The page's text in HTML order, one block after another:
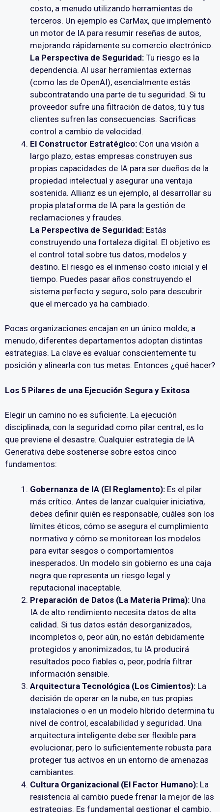
costo, a menudo utilizando herramientas de
terceros. Un ejemplo es CarMax, que implementó
un motor de IA para resumir reseñas de autos,
mejorando rápidamente su comercio electrónico.
La Perspectiva de Seguridad: Tu riesgo es la
dependencia. Al usar herramientas externas
(como las de OpenAI), esencialmente estás
subcontratando una parte de tu seguridad. Si tu
proveedor sufre una filtración de datos, tú y tus
clientes sufren las consecuencias. Sacrificas
control a cambio de velocidad.
El Constructor Estratégico: Con una visión a
largo plazo, estas empresas construyen sus
propias capacidades de IA para ser dueños de la
propiedad intelectual y asegurar una ventaja
sostenida. Allianz es un ejemplo, al desarrollar su
propia plataforma de IA para la gestión de
reclamaciones y fraudes.
La Perspectiva de Seguridad: Estás
construyendo una fortaleza digital. El objetivo es
el control total sobre tus datos, modelos y
destino. El riesgo es el inmenso costo inicial y el
tiempo. Puedes pasar años construyendo el
sistema perfecto y seguro, solo para descubrir
que el mercado ya ha cambiado.
Pocas organizaciones encajan en un único molde; a
menudo, diferentes departamentos adoptan distintas
estrategias. La clave es evaluar conscientemente tu
posición y alinearla con tus metas. Entonces ¿qué hacer?
Los 5 Pilares de una Ejecución Segura y Exitosa
Elegir un camino no es suficiente. La ejecución
disciplinada, con la seguridad como pilar central, es lo
que previene el desastre. Cualquier estrategia de IA
Generativa debe sostenerse sobre estos cinco
fundamentos:
Gobernanza de IA (El Reglamento): Es el pilar
más crítico. Antes de lanzar cualquier iniciativa,
debes definir quién es responsable, cuáles son los
límites éticos, cómo se asegura el cumplimiento
normativo y cómo se monitorean los modelos
para evitar sesgos o comportamientos
inesperados. Un modelo sin gobierno es una caja
negra que representa un riesgo legal y
reputacional inaceptable.
Preparación de Datos (La Materia Prima): Una
IA de alto rendimiento necesita datos de alta
calidad. Si tus datos están desorganizados,
incompletos o, peor aún, no están debidamente
protegidos y anonimizados, tu IA producirá
resultados poco fiables o, peor, podría filtrar
información sensible.
Arquitectura Tecnológica (Los Cimientos): La
decisión de operar en la nube, en tus propias
instalaciones o en un modelo híbrido determina tu
nivel de control, escalabilidad y seguridad. Una
arquitectura inteligente debe ser flexible para
evolucionar, pero lo suficientemente robusta para
proteger tus activos en un entorno de amenazas
cambiantes.
Cultura Organizacional (El Factor Humano): La
resistencia al cambio puede frenar la mejor de las
estrategias. Es fundamental gestionar el cambio,